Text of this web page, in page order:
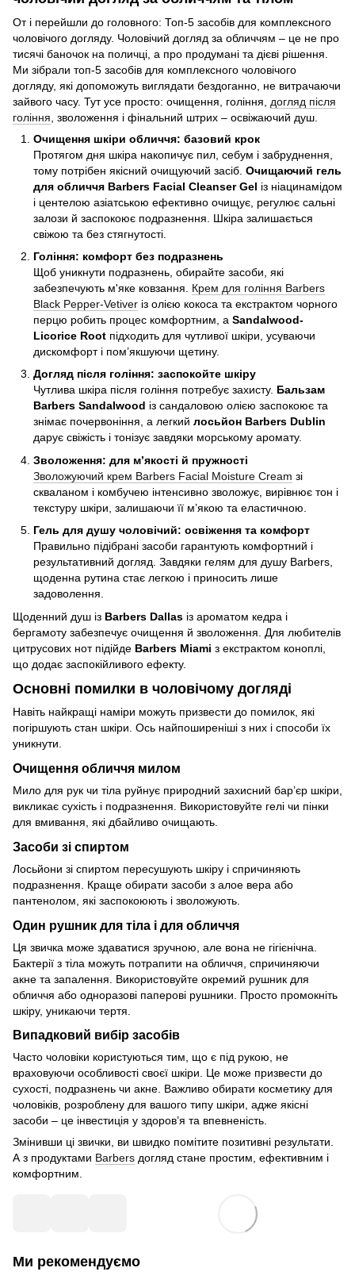
От і перейшли до головного: Топ-5 засобів для комплексного
чоловічого догляду. Чоловічий догляд за обличчям – це не про
тисячі баночок на поличці, а про продумані та дієві рішення.
Ми зібрали топ-5 засобів для комплексного чоловічого
догляду, які допоможуть виглядати бездоганно, не витрачаючи
зайвого часу. Тут усе просто: очищення, гоління, догляд після
гоління , зволоження і фінальний штрих – освіжаючий душ.
Очищення шкіри обличчя: базовий крок
Протягом дня шкіра накопичує пил, себум і забруднення,
тому потрібен якісний очищуючий засіб. Очищаючий гель
для обличчя Barbers Facial Cleanser Gel із ніацинамідом
і центелою азіатською ефективно очищує, регулює сальні
залози й заспокоює подразнення. Шкіра залишається
свіжою та без стягнутості.
Гоління: комфорт без подразнень
Щоб уникнути подразнень, обирайте засоби, які
забезпечують м'яке ковзання. Крем для гоління Barbers
Black Pepper-Vetiver із олією кокоса та екстрактом чорного
перцю робить процес комфортним, а Sandalwood-
Licorice Root підходить для чутливої шкіри, усуваючи
дискомфорт і пом’якшуючи щетину.
Догляд після гоління: заспокойте шкіру
Чутлива шкіра після гоління потребує захисту. Бальзам
Barbers Sandalwood із сандаловою олією заспокоює та
знімає почервоніння, а легкий лосьйон Barbers Dublin
дарує свіжість і тонізує завдяки морському аромату.
Зволоження: для м’якості й пружності
Зволожуючий крем Barbers Facial Moisture Cream зі
скваланом і комбучею інтенсивно зволожує, вирівнює тон і
текстуру шкіри, залишаючи її м’якою та еластичною.
Гель для душу чоловічий: освіження та комфорт
Правильно підібрані засоби гарантують комфортний і
результативний догляд. Завдяки гелям для душу Barbers,
щоденна рутина стає легкою і приносить лише
задоволення.
Щоденний душ із Barbers Dallas із ароматом кедра і
бергамоту забезпечує очищення й зволоження. Для любителів
цитрусових нот підійде Barbers Miami з екстрактом коноплі,
що додає заспокійливого ефекту.
Основні помилки в чоловічому догляді
Навіть найкращі наміри можуть призвести до помилок, які
погіршують стан шкіри. Ось найпоширеніші з них і способи їх
уникнути.
Очищення обличчя милом
Мило для рук чи тіла руйнує природний захисний бар’єр шкіри,
викликає сухість і подразнення. Використовуйте гелі чи пінки
для вмивання, які дбайливо очищають.
Засоби зі спиртом
Лосьйони зі спиртом пересушують шкіру і спричиняють
подразнення. Краще обирати засоби з алое вера або
пантенолом, які заспокоюють і зволожують.
Один рушник для тіла і для обличчя
Ця звичка може здаватися зручною, але вона не гігієнічна.
Бактерії з тіла можуть потрапити на обличчя, спричиняючи
акне та запалення. Використовуйте окремий рушник для
обличчя або одноразові паперові рушники. Просто промокніть
шкіру, уникаючи тертя.
Випадковий вибір засобів
Часто чоловіки користуються тим, що є під рукою, не
враховуючи особливості своєї шкіри. Це може призвести до
сухості, подразнень чи акне. Важливо обирати косметику для
чоловіків, розроблену для вашого типу шкіри, адже якісні
засоби – це інвестиція у здоров’я та впевненість.
Змінивши ці звички, ви швидко помітите позитивні результати.
А з продуктами Barbers догляд стане простим, ефективним і
комфортним.
Ми рекомендуємо